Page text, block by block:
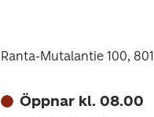
Ranta-Mutalantie 100,
Öppnar kl. 08.00